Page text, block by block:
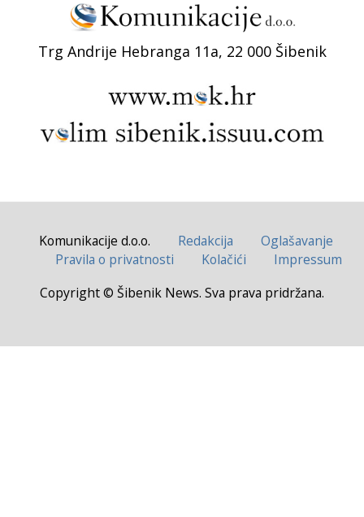
Trg Andrije Hebranga 11a, 22 000 Šibenik
Komunikacije d.o.o. Redakcija
Oglašavanje
Pravila o privatnosti
Kolačići
Impressum
Copyright © Šibenik News. Sva prava pridržana.